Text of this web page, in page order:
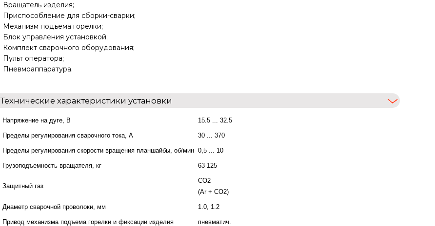
Вращатель изделия;
Приспособление для сборки-сварки;
Механизм подъема горелки;
Блок управления установкой;
Комплект сварочного оборудования;
Пульт оператора;
Пневмоаппаратура.
Технические характеристики установки
Напряжение на дуге, В 15.5 ... 32.5
Пределы регулирования сварочного тока, А 30 ... 370
Пределы регулирования скорости вращения планшайбы, об/мин 0,5 ... 10
Грузоподъемность вращателя, кг 63-125
Защитный газ
CO2
(Ar + CO2)
Диаметр сварочной проволоки, мм 1.0, 1.2
Привод механизма подъема горелки и фиксации изделия пневматич.